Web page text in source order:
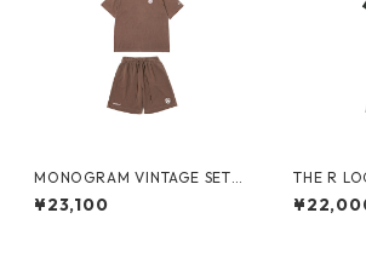
MONOGRAM VINTAGE SETU
P (BROWN)
¥23,100
THE R
SETUP